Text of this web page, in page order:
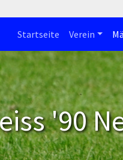
Startseite Verein
'90